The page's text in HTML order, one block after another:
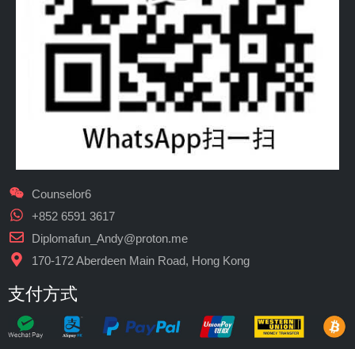
Counselor6
+852 6591 3617
Diplomafun_Andy@proton.me
170-172 Aberdeen Main Road, Hong Kong
支付方式